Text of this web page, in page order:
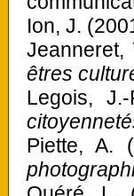
Ion, J.
Jeanneret,
êtres
Legois,
Piette, A.